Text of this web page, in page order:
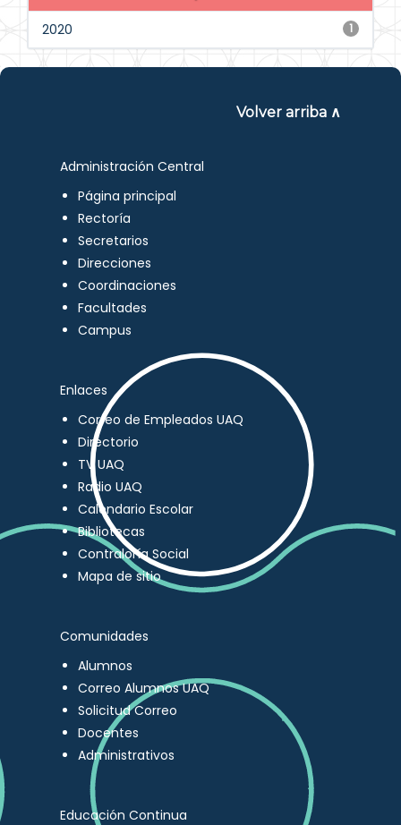
1
2020
Volver arriba ∧
Administración Central
Página principal
Rectoría
Secretarios
Direcciones
Coordinaciones
Facultades
Campus
Enlaces
Correo de Empleados UAQ
Directorio
TV UAQ
Radio UAQ
Calendario Escolar
Bibliotecas
Contraloría Social
Mapa de sitio
Comunidades
Alumnos
Correo Alumnos UAQ
Solicitud Correo
Docentes
Administrativos
Educación Continua